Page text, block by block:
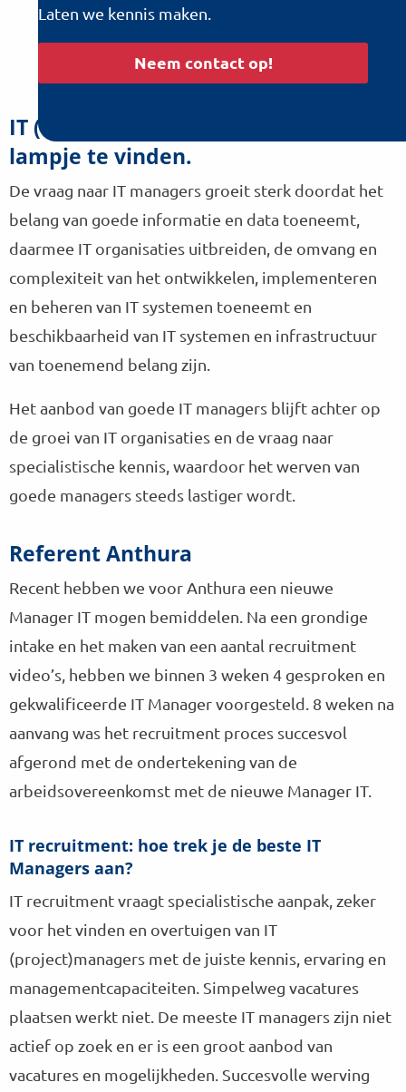
Laten we kennis maken.
Neem contact op!
IT (Project)managers zijn met een
lampje te vinden.
De vraag naar IT managers groeit sterk doordat het
belang van goede informatie en data toeneemt,
daarmee IT organisaties uitbreiden, de omvang en
complexiteit van het ontwikkelen, implementeren
en beheren van IT systemen toeneemt en
beschikbaarheid van IT systemen en infrastructuur
van toenemend belang zijn.
Het aanbod van goede IT managers blijft achter op
de groei van IT organisaties en de vraag naar
specialistische kennis, waardoor het werven van
goede managers steeds lastiger wordt.
Referent Anthura
Recent hebben we voor Anthura een nieuwe
Manager IT mogen bemiddelen. Na een grondige
intake en het maken van een aantal recruitment
video’s, hebben we binnen 3 weken 4 gesproken en
gekwalificeerde IT Manager voorgesteld. 8 weken na
aanvang was het recruitment proces succesvol
afgerond met de ondertekening van de
arbeidsovereenkomst met de nieuwe Manager IT.
IT recruitment: hoe trek je de beste IT
Managers aan?
IT recruitment vraagt specialistische aanpak, zeker
voor het vinden en overtuigen van IT
(project)managers met de juiste kennis, ervaring en
managementcapaciteiten. Simpelweg vacatures
plaatsen werkt niet. De meeste IT managers zijn niet
actief op zoek en er is een groot aanbod van
vacatures en mogelijkheden. Succesvolle werving